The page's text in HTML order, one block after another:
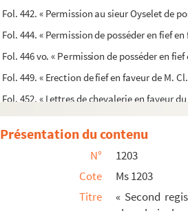
Fol. 442. « Permission au sieur Oyselet de
Fol. 444. « Permission de posséder en fief
Fol. 446 vo. « Permission de posséder en
Fol. 449. « Erection de fief en faveur de M.
Fol. 452. « Lettres de chevalerie en faveur
Fol. 454. « Erection de fief en faveur du
Fol. 456 vo. « Union des terres de
Fol. 459 vo. « Permission de posséder fief
Fol. 461 vo. « Permission de tenir en fief
Fol. 463 vo. « Lettres de noblesse en
Présentation du contenu
N°
1203
Cote
Ms 1203
Titre
« Second